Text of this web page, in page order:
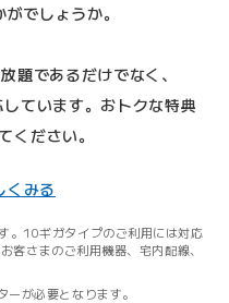
でしょうか。
題であるだけでなく、
ています。おトクな特典
ください。
くみる
。10ギガタイプのご利用には対応
客さまのご利用機器、宅内配線、
が必要となります。